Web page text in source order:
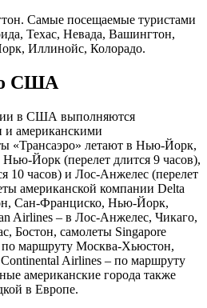
Самые посещаемые туристами
Техас, Невада, Вашингтон,
Иллинойс, Колорадо.
США
в США выполняются
и американскими
«Трансаэро» летают в Нью-Йорк,
Йорк (перелет длится 9 часов),
10 часов) и Лос-Анжелес (перелет
американской компании Delta
Сан-Франциско, Нью-Йорк,
Airlines – в Лос-Анжелес, Чикаго,
Бостон, самолеты Singapore
маршруту Москва-Хьюстон,
Airlines – по маршруту
американские города также
в Европе.